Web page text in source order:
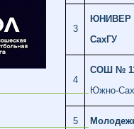
3
ЮНИВЕР
СахГУ
4
СОШ №
Южно-
5